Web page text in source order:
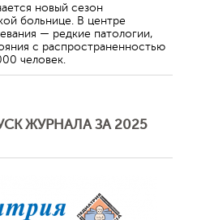
новый сезон
больнице. В центре
— редкие патологии,
с распространенностью
человек.
ЖУРНАЛА ЗА 2025